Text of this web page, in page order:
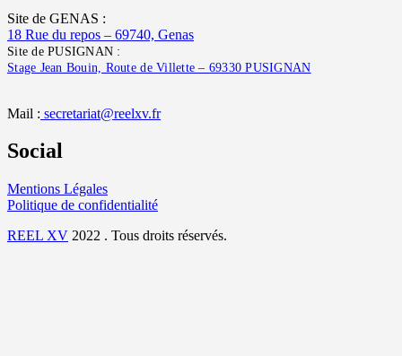
Site de GENAS :
18 Rue du repos – 69740, Genas
Site de PUSIGNAN :
Stage Jean Bouin, Route de Villette – 69330 PUSIGNAN
Mail : secretariat@reelxv.fr
Social
Mentions Légales
Politique de confidentialité
REEL XV 2022 . Tous droits réservés.